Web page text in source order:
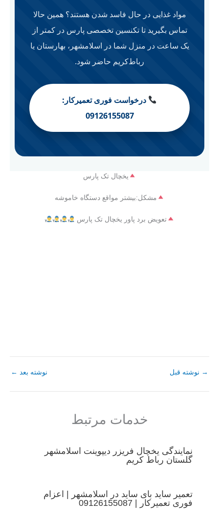
مواد غذایی در حال فاسد شدن هستند؟ همین حالا
تماس بگیرید تا تکنسین تخصصی پارس در کمتر از
یک ساعت در منزل شما در اسلامشهر، بهارستان یا
رباط‌کریم حاضر شود.
درخواست فوری تعمیرکار:
09126155087
یخچال تک پارس
مشکل:بیشتر مواقع دستگاه خاموشه
تعویض برد پاور یخچال تک پارس
→ نوشته قبل نوشته بعد ←
خدمات مرتبط
نمایندگی یخچال فریزر دیپوینت اسلامشهر
گلستان رباط کریم
تعمیر ساید بای ساید در اسلامشهر | اعزام
فوری تعمیرکار | 09126155087